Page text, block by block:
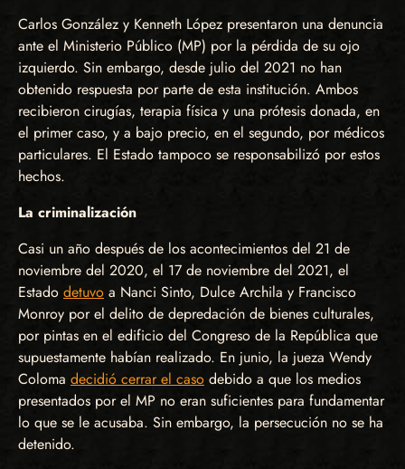
Carlos González y Kenneth López presentaron una denuncia
ante el Ministerio Público (MP) por la pérdida de su ojo
izquierdo. Sin embargo, desde julio del 2021 no han
obtenido respuesta por parte de esta institución. Ambos
recibieron cirugías, terapia física y una prótesis donada, en
el primer caso, y a bajo precio, en el segundo, por médicos
particulares. El Estado tampoco se responsabilizó por estos
hechos.
La criminalización
Casi un año después de los acontecimientos del 21 de
noviembre del 2020, el 17 de noviembre del 2021, el
Estado detuvo a Nanci Sinto, Dulce Archila y Francisco
Monroy por el delito de depredación de bienes culturales,
por pintas en el edificio del Congreso de la República que
supuestamente habían realizado. En junio, la jueza Wendy
Coloma decidió cerrar el caso debido a que los medios
presentados por el MP no eran suficientes para fundamentar
lo que se le acusaba. Sin embargo, la persecución no se ha
detenido.